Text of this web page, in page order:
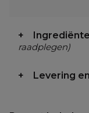
raadplegen)
Levering